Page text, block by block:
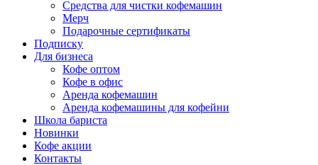
Средства для чистки кофемашин
Мерч
Подарочные сертификаты
Подписку
Для бизнеса
Кофе оптом
Кофе в офис
Аренда кофемашин
Аренда кофемашины для кофейни
Школа бариста
Новинки
Кофе акции
Контакты